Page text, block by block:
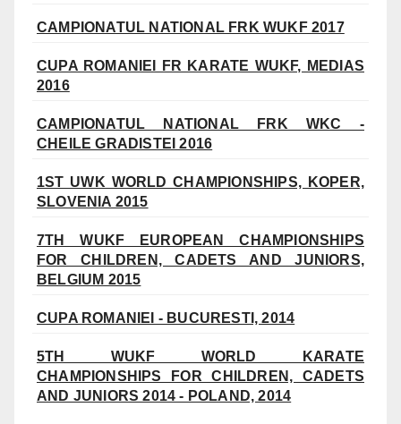
CAMPIONATUL NATIONAL FRK WUKF 2017
CUPA ROMANIEI FR KARATE WUKF, MEDIAS
2016
CAMPIONATUL NATIONAL FRK WKC -
CHEILE GRADISTEI 2016
1ST UWK WORLD CHAMPIONSHIPS, KOPER,
SLOVENIA 2015
7TH WUKF EUROPEAN CHAMPIONSHIPS
FOR CHILDREN, CADETS AND JUNIORS,
BELGIUM 2015
CUPA ROMANIEI - BUCURESTI, 2014
5TH WUKF WORLD KARATE
CHAMPIONSHIPS FOR CHILDREN, CADETS
AND JUNIORS 2014 - POLAND, 2014